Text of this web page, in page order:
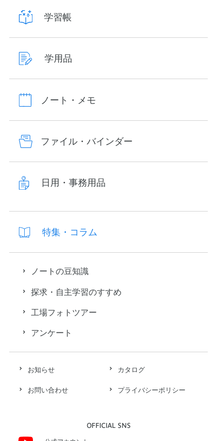
お知らせ カタログ
お問い合わせ プライバシーポリシー
OFFICIAL SNS
学習帳
学用品
ノート・メモ
ファイル・バインダー
日用・事務用品
特集・コラム
ノートの豆知識
探求・自主学習のすすめ
工場フォトツアー
アンケート